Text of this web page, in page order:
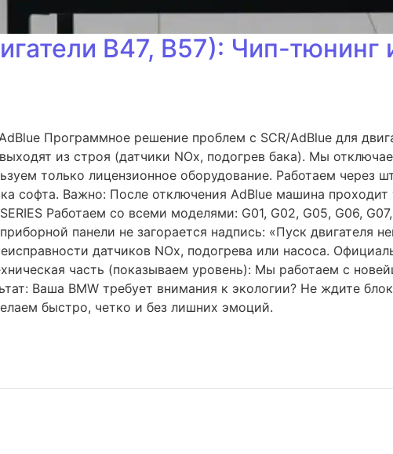
B47, B57): Чип-
Программное решение проблем с SCR/AdBlue для
из строя (датчики NOx, подогрев бака). Мы
только лицензионное оборудование. Работаем через
софта. Важно: После отключения AdBlue машина
Работаем со всеми моделями: G01, G02, G05, G06,
панели не загорается надпись: «Пуск двигателя
датчиков NOx, подогрева или насоса.
часть (показываем уровень): Мы работаем с
Ваша BMW требует внимания к экологии? Не ждите
быстро, четко и без лишних эмоций.